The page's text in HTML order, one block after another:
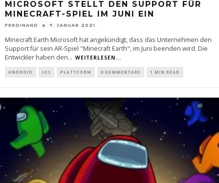
MICROSOFT STELLT DEN SUPPORT FÜR
MINECRAFT-SPIEL IM JUNI EIN
FERDINAND 7. JANUAR 2021
Minecraft Earth Microsoft hat angekündigt, dass das Unternehmen den
Support für sein AR-Spiel "Minecraft Earth", im Juni beenden wird. Die
Entwickler haben den... WEITERLESEN...
ANDROID IOS PLATTFORM 0 KOMMENTARE 1 MIN READ